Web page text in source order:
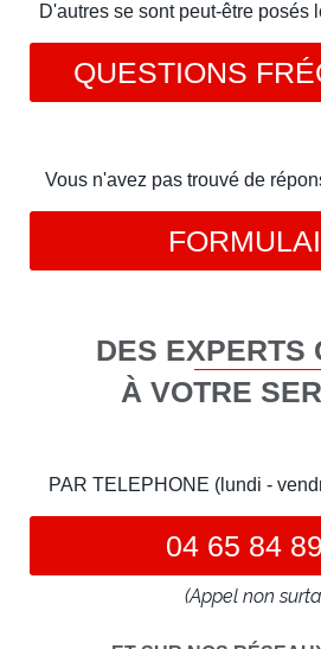
D'autres se sont peut-être posés
QUESTIONS
Vous n'avez pas trouvé de
DES EXPERTS
À VOTRE
PAR TELEPHONE (lundi -
04 65 84
(Appel non